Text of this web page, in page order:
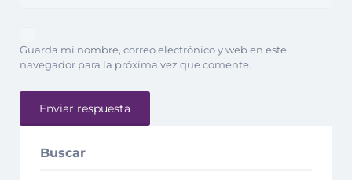
Guarda mi nombre, correo electrónico y web en este
navegador para la próxima vez que comente.
Buscar